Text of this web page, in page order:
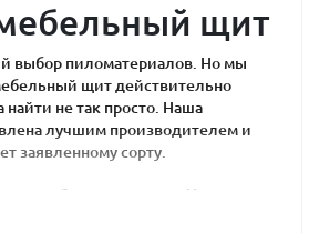
щит
выбор пиломатериалов. Но мы
щит действительно
найти не так просто. Наша
лучшим производителем и
заявленному сорту.
мебельный